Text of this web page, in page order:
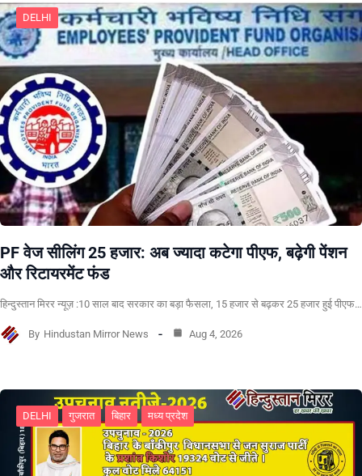
DELHI
PF वेज सीलिंग 25 हजार: अब ज्यादा कटेगा पीएफ, बढ़ेगी पेंशन
और रिटायरमेंट फंड
हिन्दुस्तान मिरर न्यूज़ :10 साल बाद सरकार का बड़ा फैसला, 15 हजार से बढ़कर 25 हजार हुई पीएफ…
By Hindustan Mirror News Aug 4, 2026
DELHI गुजरात बिहार मध्य प्रदेश